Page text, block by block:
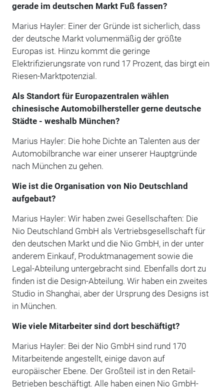
gerade im deutschen Markt Fuß fassen?
Marius Hayler: Einer der Gründe ist sicherlich, dass
der deutsche Markt volumenmäßig der größte
Europas ist. Hinzu kommt die geringe
Elektrifizierungsrate von rund 17 Prozent, das birgt ein
Riesen-Marktpotenzial.
Als Standort für Europazentralen wählen
chinesische Automobilhersteller gerne deutsche
Städte - weshalb München?
Marius Hayler: Die hohe Dichte an Talenten aus der
Automobilbranche war einer unserer Hauptgründe
nach München zu gehen.
Wie ist die Organisation von Nio Deutschland
aufgebaut?
Marius Hayler: Wir haben zwei Gesellschaften: Die
Nio Deutschland GmbH als Vertriebsgesellschaft für
den deutschen Markt und die Nio GmbH, in der unter
anderem Einkauf, Produktmanagement sowie die
Legal-Abteilung untergebracht sind. Ebenfalls dort zu
finden ist die Design-Abteilung. Wir haben ein zweites
Studio in Shanghai, aber der Ursprung des Designs ist
in München.
Wie viele Mitarbeiter sind dort beschäftigt?
Marius Hayler: Bei der Nio GmbH sind rund 170
Mitarbeitende angestellt, einige davon auf
europäischer Ebene. Der Großteil ist in den Retail-
Betrieben beschäftigt. Alle haben einen Nio GmbH-